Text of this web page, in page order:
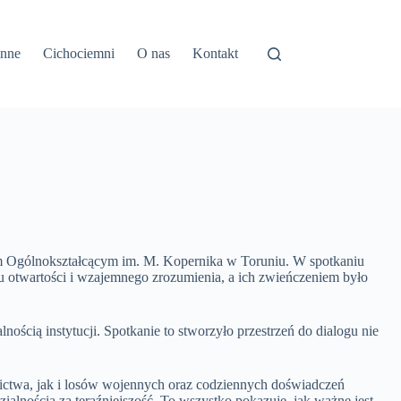
Cichociemni O nas Kontakt
im. M. Kopernika w Toruniu. W spotkaniu
i wzajemnego zrozumienia, a ich zwieńczeniem było
instytucji. Spotkanie to stworzyło przestrzeń do dialogu nie
jak i losów wojennych oraz codziennych doświadczeń